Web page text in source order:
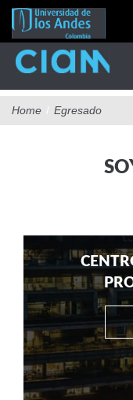
Pasar
contenido
principal
Home / Egresado